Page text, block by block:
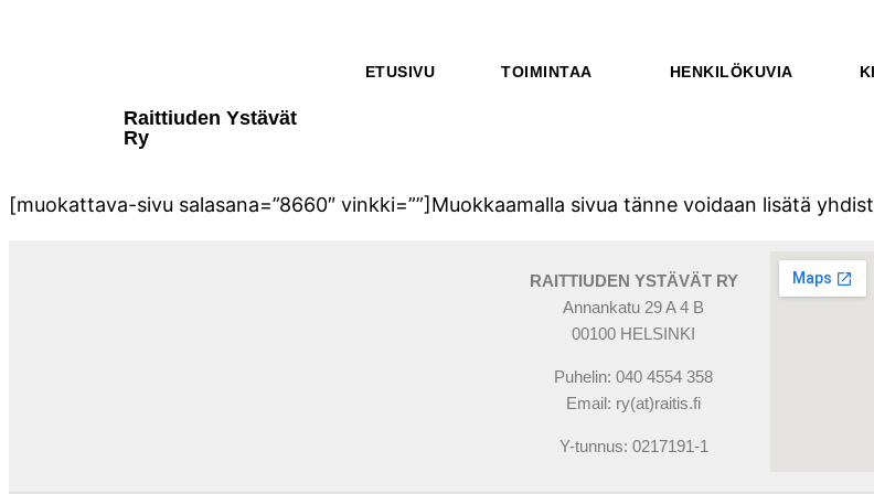
Raittiuden Ystävät
Ry
ETUSIVU TOIMINTAA HENKILÖKUVIA
[muokattava-sivu salasana=”8660″ vinkki=””]Muokkaamalla sivua tänne voidaan lisätä
RAITTIUDEN YSTÄVÄT RY
Annankatu 29 A 4 B
00100 HELSINKI
Puhelin: 040 4554 358
Email: ry(at)raitis.fi
Y-tunnus: 0217191-1